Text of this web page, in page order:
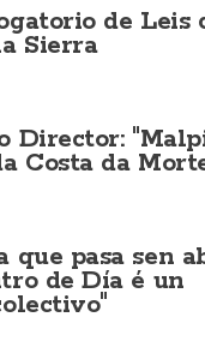
de Leis
Sierra
Director:
Costa da
que pasa sen
de Día é un